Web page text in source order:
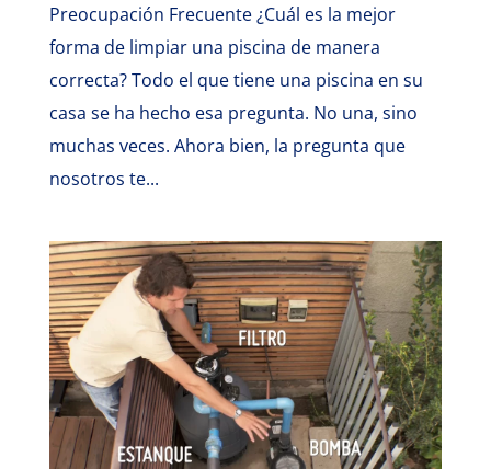
Preocupación Frecuente ¿Cuál es la mejor
forma de limpiar una piscina de manera
correcta? Todo el que tiene una piscina en su
casa se ha hecho esa pregunta. No una, sino
muchas veces. Ahora bien, la pregunta que
nosotros te...